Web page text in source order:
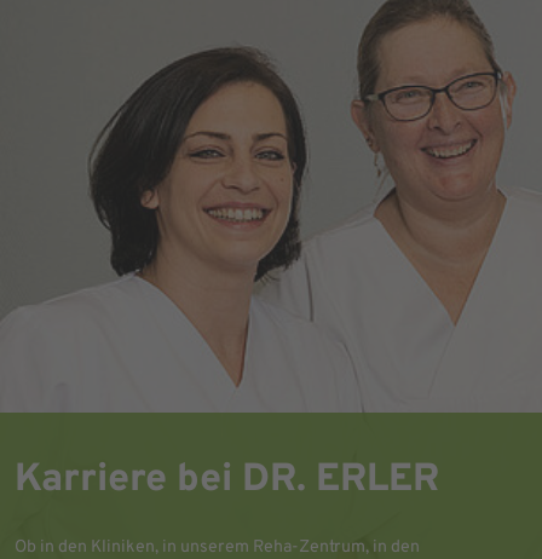
Karriere bei DR. ERLER
Ob in den Kliniken, in unserem Reha-Zentrum, in den